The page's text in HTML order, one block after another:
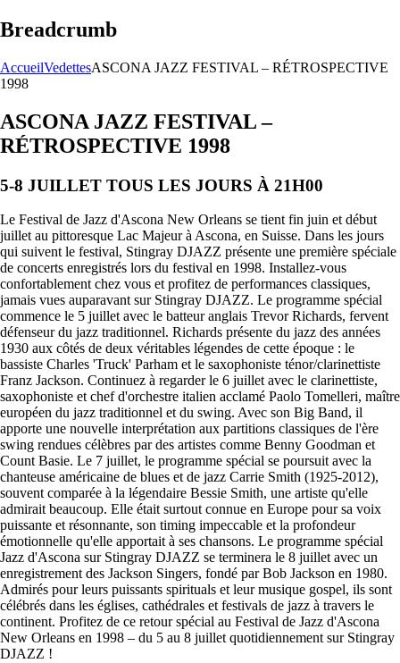
Breadcrumb
AccueilVedettesASCONA JAZZ FESTIVAL – RÉTROSPECTIVE
1998
ASCONA JAZZ FESTIVAL –
RÉTROSPECTIVE 1998
5-8 JUILLET TOUS LES JOURS À 21H00
Le Festival de Jazz d'Ascona New Orleans se tient fin juin et début
juillet au pittoresque Lac Majeur à Ascona, en Suisse. Dans les jours
qui suivent le festival, Stingray DJAZZ présente une première spéciale
de concerts enregistrés lors du festival en 1998. Installez-vous
confortablement chez vous et profitez de performances classiques,
jamais vues auparavant sur Stingray DJAZZ. Le programme spécial
commence le 5 juillet avec le batteur anglais Trevor Richards, fervent
défenseur du jazz traditionnel. Richards présente du jazz des années
1930 aux côtés de deux véritables légendes de cette époque : le
bassiste Charles 'Truck' Parham et le saxophoniste ténor/clarinettiste
Franz Jackson. Continuez à regarder le 6 juillet avec le clarinettiste,
saxophoniste et chef d'orchestre italien acclamé Paolo Tomelleri, maître
européen du jazz traditionnel et du swing. Avec son Big Band, il
apporte une nouvelle interprétation aux partitions classiques de l'ère
swing rendues célèbres par des artistes comme Benny Goodman et
Count Basie. Le 7 juillet, le programme spécial se poursuit avec la
chanteuse américaine de blues et de jazz Carrie Smith (1925-2012),
souvent comparée à la légendaire Bessie Smith, une artiste qu'elle
admirait beaucoup. Elle était surtout connue en Europe pour sa voix
puissante et résonnante, son timing impeccable et la profondeur
émotionnelle qu'elle apportait à ses chansons. Le programme spécial
Jazz d'Ascona sur Stingray DJAZZ se terminera le 8 juillet avec un
enregistrement des Jackson Singers, fondé par Bob Jackson en 1980.
Admirés pour leurs puissants spirituals et leur musique gospel, ils sont
célébrés dans les églises, cathédrales et festivals de jazz à travers le
continent. Profitez de ce retour spécial au Festival de Jazz d'Ascona
New Orleans en 1998 – du 5 au 8 juillet quotidiennement sur Stingray
DJAZZ !